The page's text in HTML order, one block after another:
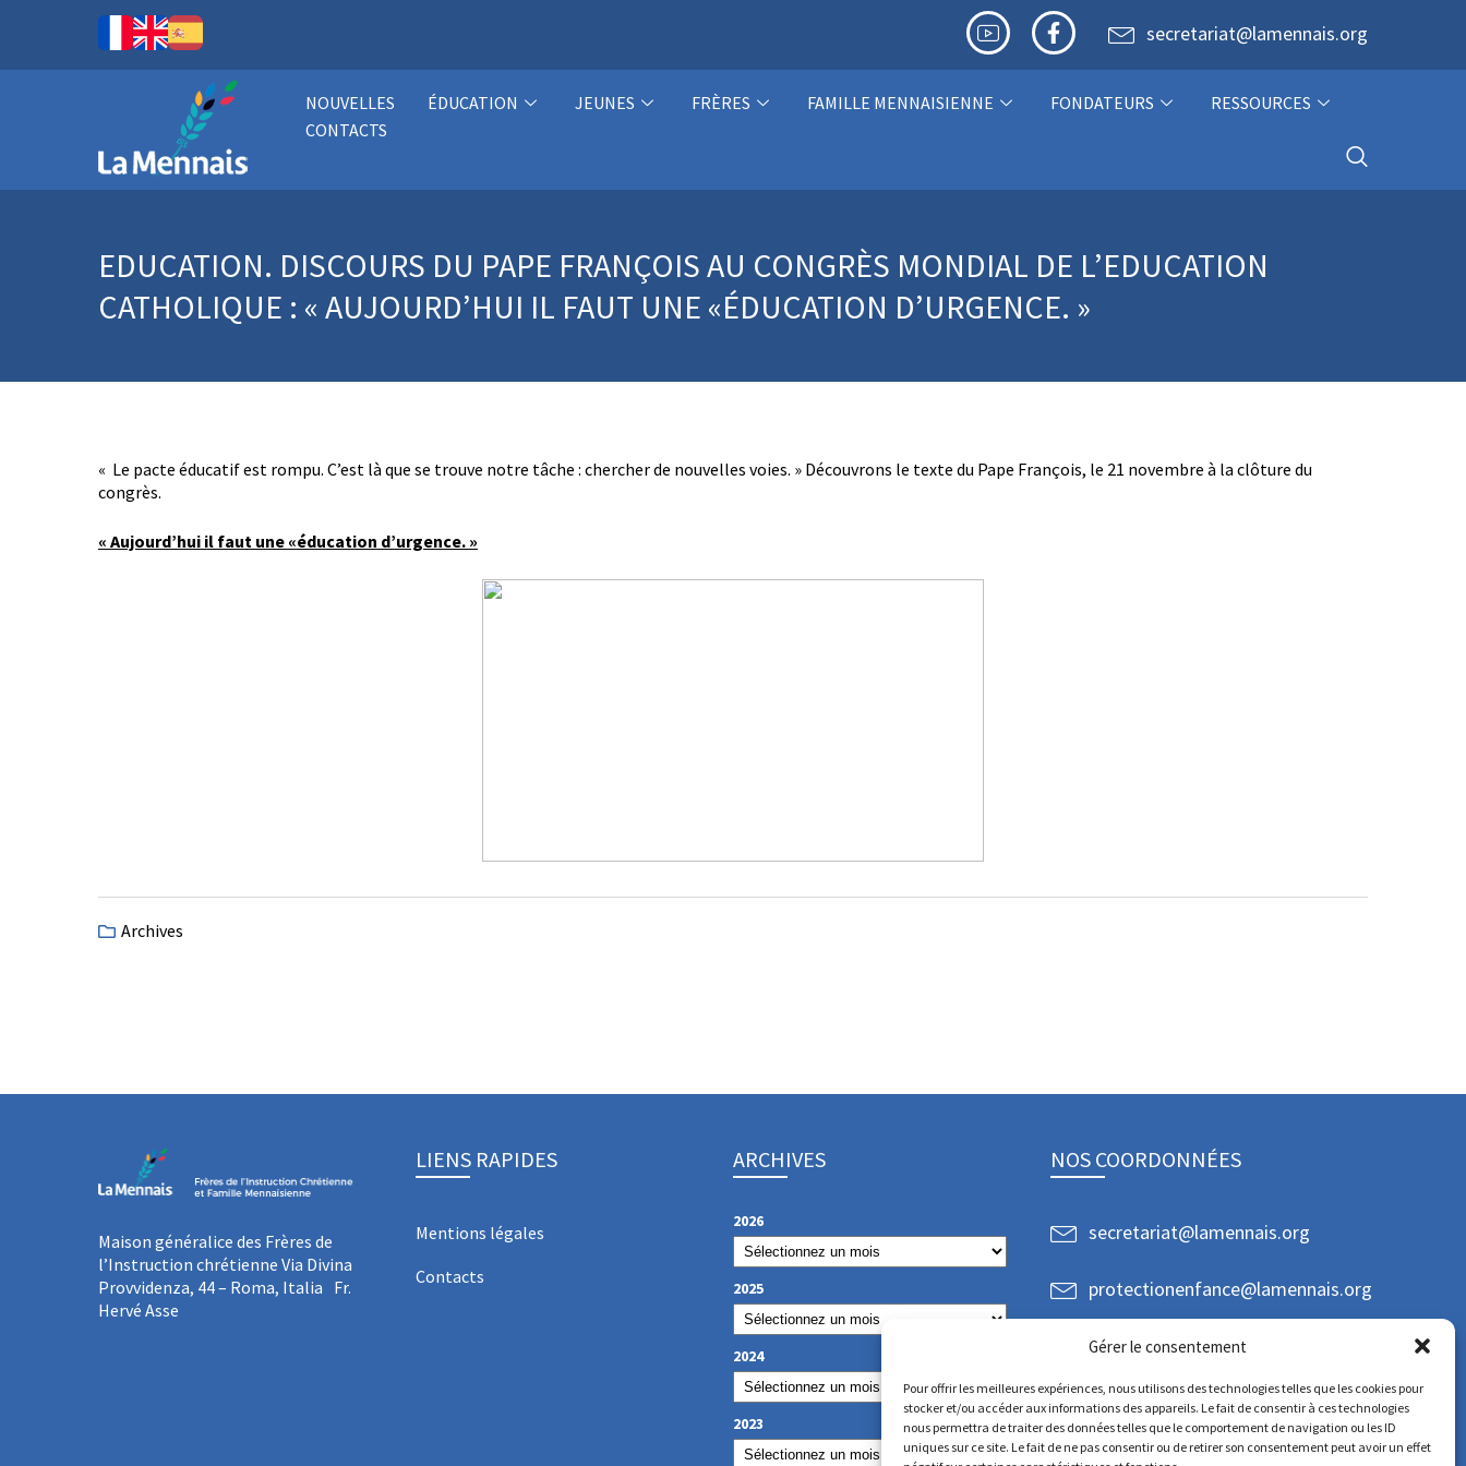
Gérer le consentement
Pour offrir les meilleures expériences, nous utilisons des technologies telles que les cookies pour
stocker et/ou accéder aux informations des appareils. Le fait de consentir à ces technologies
nous permettra de traiter des données telles que le comportement de navigation ou les ID
uniques sur ce site. Le fait de ne pas consentir ou de retirer son consentement peut avoir un effet
secretariat@lamennais.org
NOUVELLES ÉDUCATION JEUNES FRÈRES FAMILLE MENNAISIENNE FONDATEURS
RESSOURCES
CONTACTS
EDUCATION. DISCOURS DU PAPE FRANÇOIS AU CONGRÈS MONDIAL DE L’EDUCATION
CATHOLIQUE : « AUJOURD’HUI IL FAUT UNE «ÉDUCATION D’URGENCE. »
« Le pacte éducatif est rompu. C’est là que se trouve notre tâche : chercher de nouvelles voies. » Découvrons le texte du Pape François, le 21 novembre à la clôture du
congrès.
« Aujourd’hui il faut une «éducation d’urgence. »
Archives
Maison généralice des Frères de
l’Instruction chrétienne Via Divina
Provvidenza, 44 – Roma, Italia Fr.
Hervé Asse
LIENS RAPIDES
Mentions légales
Contacts
ARCHIVES
2026
2025
2024
2023
NOS COORDONNÉES
secretariat@lamennais.org
protectionenfance@lamennais.org